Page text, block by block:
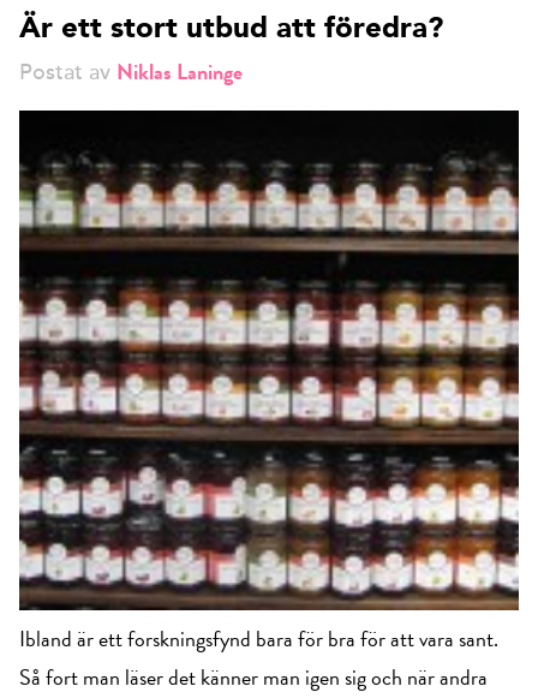
Är ett stort utbud att föredra?
Postat av Niklas Laninge
Ibland är ett forskningsfynd bara för bra för att vara sant.
Så fort man läser det känner man igen sig och när andra